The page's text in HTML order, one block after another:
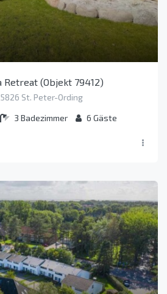
Retreat (Objekt 79412)
St. Peter-Ording
3 Badezimmer 6 Gäste